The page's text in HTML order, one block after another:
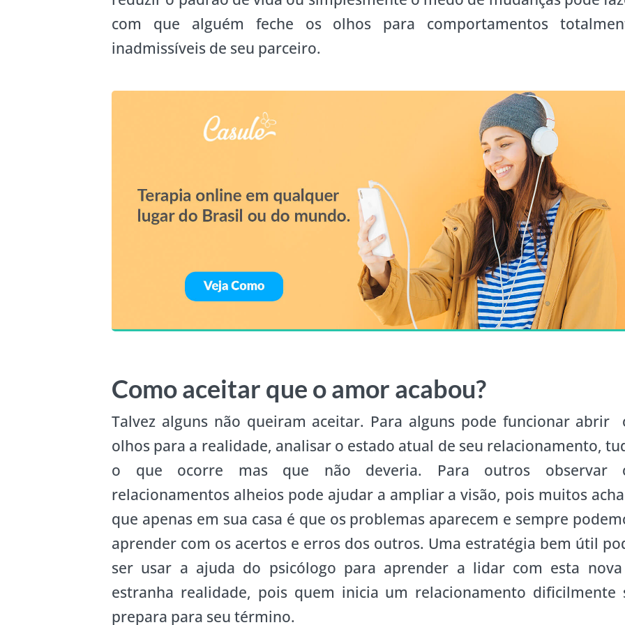
com que alguém feche os olhos para comportamentos
inadmissíveis de seu parceiro.
Como aceitar que o amor acabou?
Talvez alguns não queiram aceitar. Para alguns pode funcionar abrir
olhos para a realidade, analisar o estado atual de seu relacionamento,
o que ocorre mas que não deveria. Para outros observar
relacionamentos alheios pode ajudar a ampliar a visão, pois muitos
que apenas em sua casa é que os problemas aparecem e sempre
aprender com os acertos e erros dos outros. Uma estratégia bem útil
ser usar a ajuda do psicólogo para aprender a lidar com esta
estranha realidade, pois quem inicia um relacionamento dificilmente
prepara para seu término.